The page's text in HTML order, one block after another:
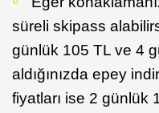
süreli skipass
günlük 105 TL ve 4
aldığınızda epey
fiyatları ise 2 günlük